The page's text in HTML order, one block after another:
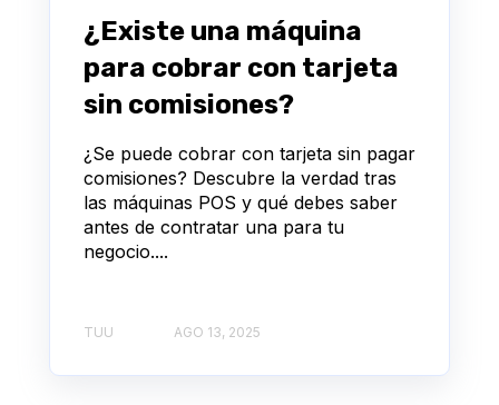
¿Existe una máquina
para cobrar con tarjeta
sin comisiones?
¿Se puede cobrar con tarjeta sin pagar
comisiones? Descubre la verdad tras
las máquinas POS y qué debes saber
antes de contratar una para tu
negocio....
TUU AGO 13, 2025